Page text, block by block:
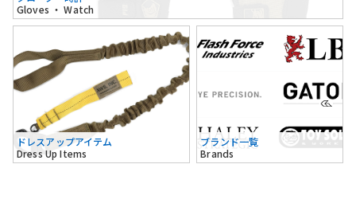
Gloves ・ Watch
ドレスアップアイテム
Dress Up Items
ブランド一覧
Brands